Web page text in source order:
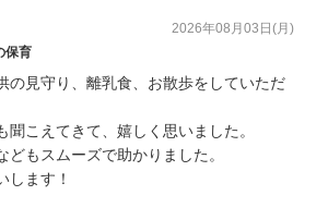
2026年08月03日(月)
保育
の見守り、離乳食、お散歩をしていただ
聞こえてきて、嬉しく思いました。
どもスムーズで助かりました。
します！